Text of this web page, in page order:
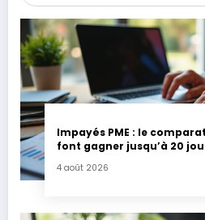
Impayés PME : le
font gagner jusqu’à 20
4 août 2026